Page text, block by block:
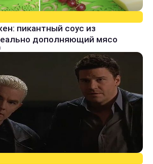
пикантный соус из
дополняющий мясо